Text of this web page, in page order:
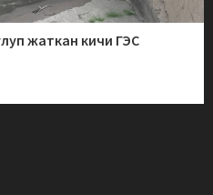
жаткан кичи ГЭС